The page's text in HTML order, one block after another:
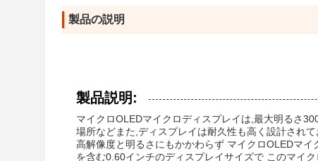
製品の説明
製品説明:
マイクロOLEDマイクロディスプレイは,最大明るさ
場所などまた,ディスプレイは耐久性も高く設計され
高解像度と明るさにもかかわらず マイクロOLEDマ
を含む0.60インチのディスプレイサイズで このマイ